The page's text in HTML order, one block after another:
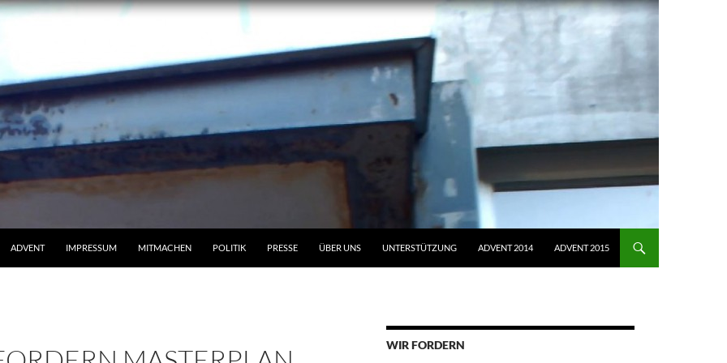
ADVENT IMPRESSUM MITMACHEN POLITIK PRESSE ÜBER UNS UNTERSTÜTZUNG ADVENT 2014 ADVENT 2015
WIR FORDERN